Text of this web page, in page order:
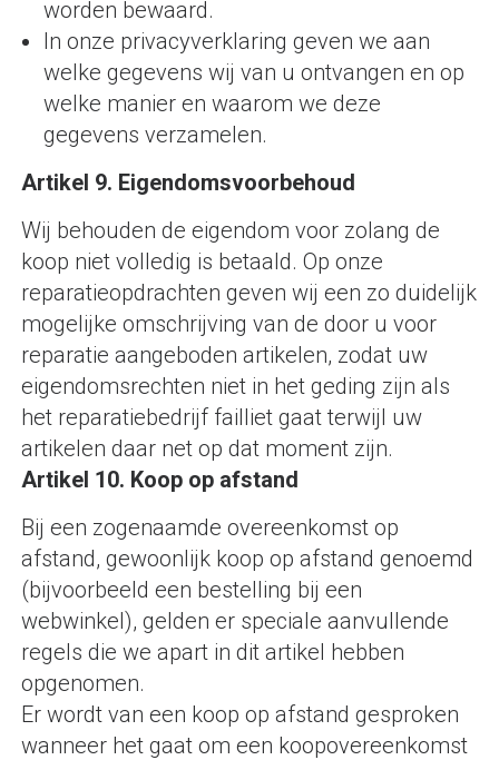
worden bewaard.
In onze privacyverklaring geven we aan
welke gegevens wij van u ontvangen en op
welke manier en waarom we deze
gegevens verzamelen.
Artikel 9. Eigendomsvoorbehoud
Wij behouden de eigendom voor zolang de
koop niet volledig is betaald. Op onze
reparatieopdrachten geven wij een zo duidelijk
mogelijke omschrijving van de door u voor
reparatie aangeboden artikelen, zodat uw
eigendomsrechten niet in het geding zijn als
het reparatiebedrijf failliet gaat terwijl uw
artikelen daar net op dat moment zijn.
Artikel 10. Koop op afstand
Bij een zogenaamde overeenkomst op
afstand, gewoonlijk koop op afstand genoemd
(bijvoorbeeld een bestelling bij een
webwinkel), gelden er speciale aanvullende
regels die we apart in dit artikel hebben
opgenomen.
Er wordt van een koop op afstand gesproken
wanneer het gaat om een koopovereenkomst